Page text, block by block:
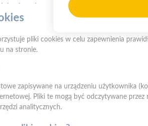
pliki cookies w celu zapewnienia
na stronie.
zapisywane na urządzeniu użytkownika
Pliki te mogą być odczytywane przez
analitycznych.